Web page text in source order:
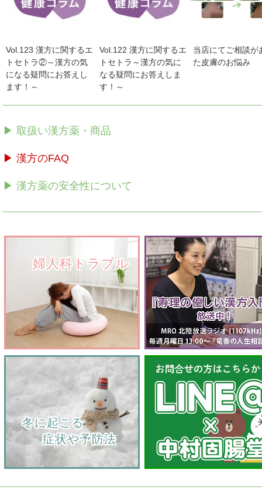
Vol.123 漢方に関するエ
トセトラ②～漢方の気
になる疑問にお答えし
ます！～
Vol.122 漢方に関するエ
トセトラ～漢方の気に
なる疑問にお答えしま
す！～
当店にてご相談が
た皮膚のお悩み
▶ 取扱い漢方薬・商品
▶ 漢方のFAQ
▶ 漢方薬の安全性について
婦人科トラブル
    冬に起こる
         症状や予防法